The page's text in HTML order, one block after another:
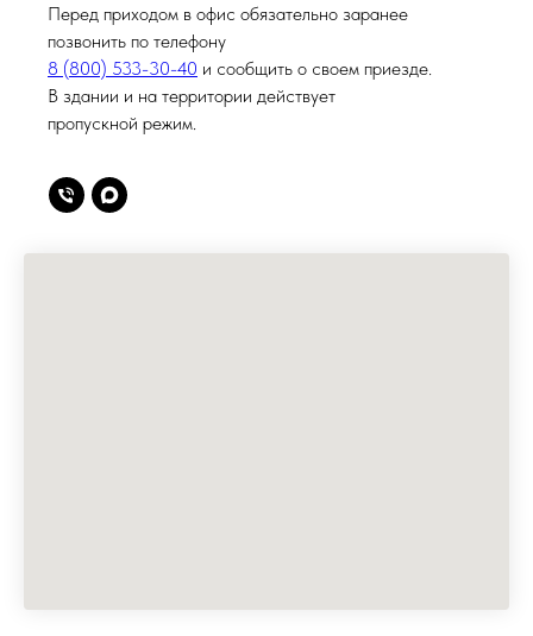
Перед приходом в офис обязательно заранее
позвонить по телефону
8 (800) 533-30-40 и сообщить о своем приезде.
В здании и на территории действует
пропускной режим.